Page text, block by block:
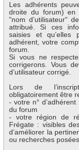
Les adhérents
droite du forum) en
"nom d’utilisateur"
attribué. Si ces
saisies et qu’elles
adhérent, votre
forum.
Si vous ne
corrigerons. Vous
d’utilisateur corrigé.
Lors de
obligatoirement être
- votre n°
du forum
- votre région de
Frégate : visibles
d’améliorer la
ou recherches posées